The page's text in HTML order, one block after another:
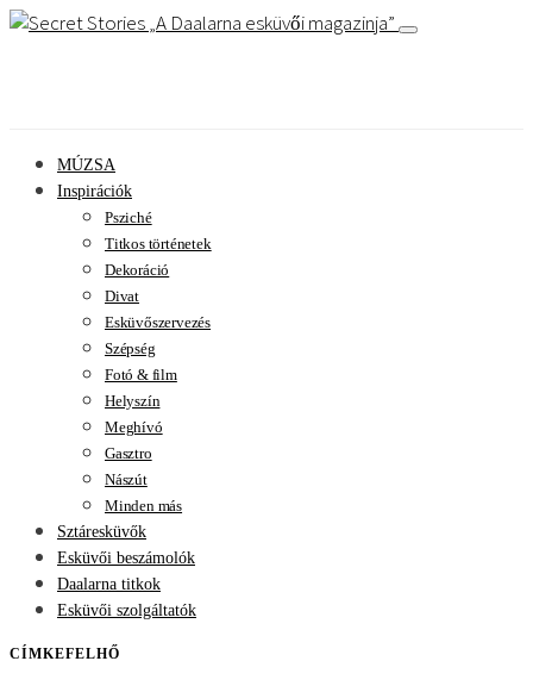
A Daalarna esküvői magazinja
MÚZSA
Inspirációk
Psziché
Titkos történetek
Dekoráció
Divat
Esküvőszervezés
Szépség
Fotó & film
Helyszín
Meghívó
Gasztro
Nászút
Minden más
Sztáresküvők
Esküvői beszámolók
Daalarna titkok
Esküvői szolgáltatók
CÍMKEFELHŐ